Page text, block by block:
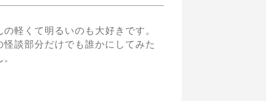
軽くて明るいのも大好きです。
談部分だけでも誰かにしてみた